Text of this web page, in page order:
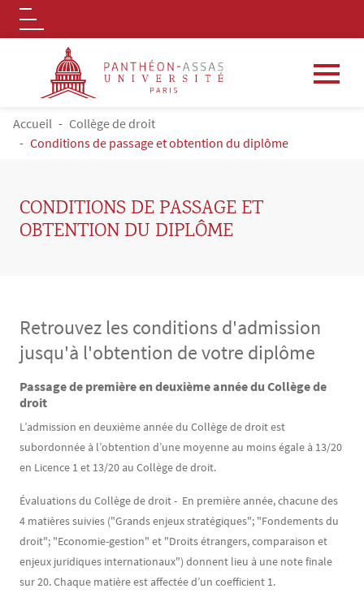
Aller au contenu principal
Logo
FIL D'ARIANE
Accueil
Collège de droit
Conditions de passage et obtention du diplôme
CONDITIONS DE PASSAGE ET
OBTENTION DU DIPLÔME
Retrouvez les conditions d'admission
jusqu'à l'obtention de votre diplôme
Contenu
Texte
Passage de première en deuxième année du Collège de
droit
L’admission en deuxième année du Collège de droit est
subordonnée à l’obtention d’une moyenne au moins égale à 13/20
en Licence 1 et 13/20 au Collège de droit.
Évaluations du Collège de droit - En première année, chacune des
4 matières suivies ("Grands enjeux stratégiques"; "Fondements du
droit"; "Economie-gestion" et "Droits étrangers, comparaison et
enjeux juridiques internationaux") donnent lieu à une note finale
sur 20. Chaque matière est affectée d’un coefficient 1.